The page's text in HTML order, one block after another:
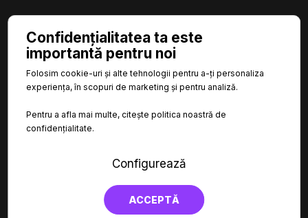
CATEGORII
INFORMAȚII
Confidențialitatea ta este
importantă pentru noi
Folosim cookie-uri și alte tehnologii pentru a-ți personaliza
experiența, în scopuri de marketing și pentru analiză.
Pentru a afla mai multe, citește politica noastră de
confidențialitate.
Configurează
ACCEPTĂ